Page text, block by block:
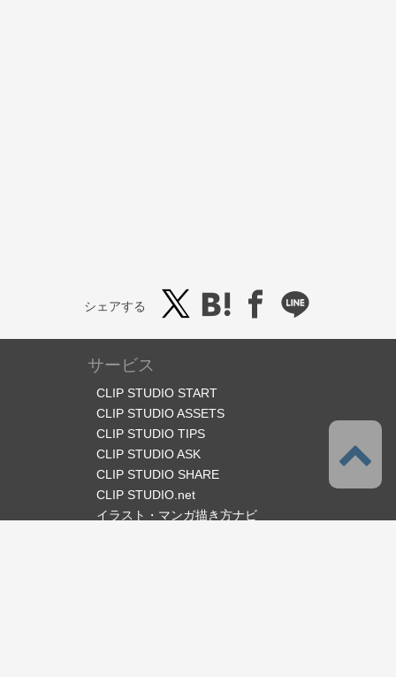
シェアする
サービス
CLIP STUDIO START
CLIP STUDIO ASSETS
CLIP STUDIO TIPS
CLIP STUDIO ASK
CLIP STUDIO SHARE
CLIP STUDIO.net
イラスト・マンガ描き方ナビ